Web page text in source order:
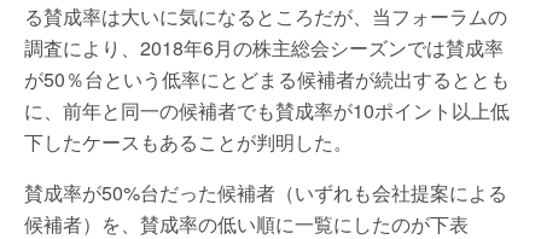
る賛成率は大いに気になるところだが、当フォーラムの
調査により、2018年6月の株主総会シーズンでは賛成率
が50％台という低率にとどまる候補者が続出するととも
に、前年と同一の候補者でも賛成率が10ポイント以上低
下したケースもあることが判明した。
賛成率が50%台だった候補者（いずれも会社提案による
候補者）を、賛成率の低い順に一覧にしたのが下表